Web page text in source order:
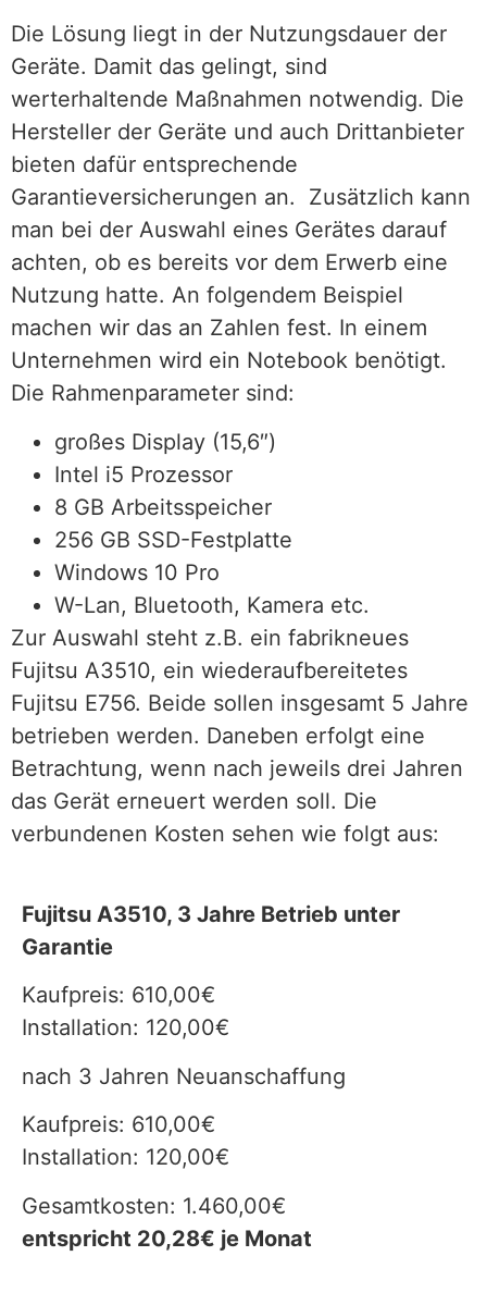
Die Lösung liegt in der Nutzungsdauer der
Geräte. Damit das gelingt, sind
werterhaltende Maßnahmen notwendig. Die
Hersteller der Geräte und auch Drittanbieter
bieten dafür entsprechende
Garantieversicherungen an. Zusätzlich kann
man bei der Auswahl eines Gerätes darauf
achten, ob es bereits vor dem Erwerb eine
Nutzung hatte. An folgendem Beispiel
machen wir das an Zahlen fest. In einem
Unternehmen wird ein Notebook benötigt.
Die Rahmenparameter sind:
großes Display (15,6″)
Intel i5 Prozessor
8 GB Arbeitsspeicher
256 GB SSD-Festplatte
Windows 10 Pro
W-Lan, Bluetooth, Kamera etc.
Zur Auswahl steht z.B. ein fabrikneues
Fujitsu A3510, ein wiederaufbereitetes
Fujitsu E756. Beide sollen insgesamt 5 Jahre
betrieben werden. Daneben erfolgt eine
Betrachtung, wenn nach jeweils drei Jahren
das Gerät erneuert werden soll. Die
verbundenen Kosten sehen wie folgt aus:
Fujitsu A3510, 3 Jahre Betrieb unter
Garantie
Kaufpreis: 610,00€
Installation: 120,00€
nach 3 Jahren Neuanschaffung
Kaufpreis: 610,00€
Installation: 120,00€
Gesamtkosten: 1.460,00€
entspricht 20,28€ je Monat